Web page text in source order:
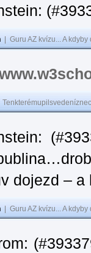
Guru AZ kvízu... A
dojezd –
Guru AZ kvízu... A